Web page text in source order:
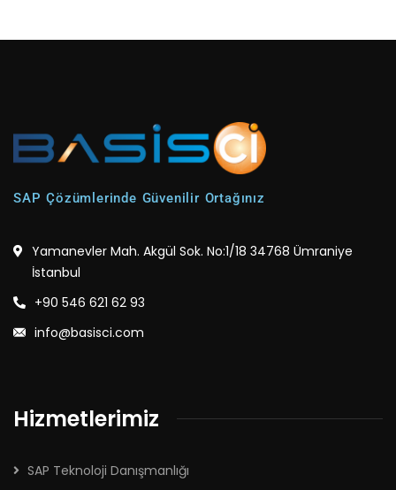
SAP Çözümlerinde Güvenilir Ortağınız
Yamanevler Mah. Akgül Sok. No:1/18 34768 Ümraniye
İstanbul
+90 546 621 62 93
info@basisci.com
Hizmetlerimiz
SAP Teknoloji Danışmanlığı